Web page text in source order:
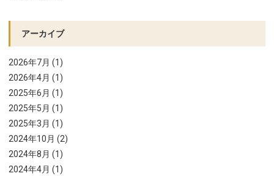
アーカイブ
2026年7月 (1)
2026年4月 (1)
2025年6月 (1)
2025年5月 (1)
2025年3月 (1)
2024年10月 (2)
2024年8月 (1)
2024年4月 (1)